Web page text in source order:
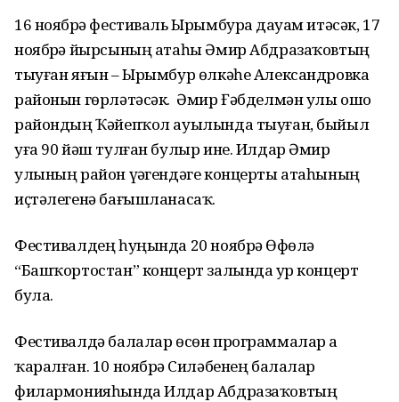
16 ноябрҙә фестиваль Ырымбурҙа дауам итәсәк, 17
ноябрҙә йырсының атаһы Әмир Абдразаҡовтың
тыуған яғын – Ырымбур өлкәһе Александровка
районын гөрләтәсәк. Әмир Ғәбделмән улы ошо
райондың Ҡәйепҡол ауылында тыуған, быйыл
уға 90 йәш тулған булыр ине. Илдар Әмир
улының район үҙәгендәге концерты атаһының
иҫтәлегенә бағышланасаҡ.
Фестивалдең һуңында 20 ноябрҙә Өфөлә
“Башҡортостан” концерт залында ҙур концерт
була.
Фестивалдә балалар өсөн программалар ҙа
ҡаралған. 10 ноябрҙә Силәбенең балалар
филармонияһында Илдар Абдразаҡовтың